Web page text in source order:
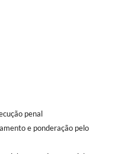
penal
e ponderação pelo